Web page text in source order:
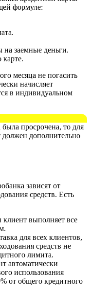
формуле:
заемные деньги.
месяца не погасить
начисляет
в индивидуальном
просрочена, то для
должен дополнительно
зависят от
средств. Есть
клиент выполняет все
для всех клиентов,
средств не
лимита.
автоматически
использования
от общего кредитного